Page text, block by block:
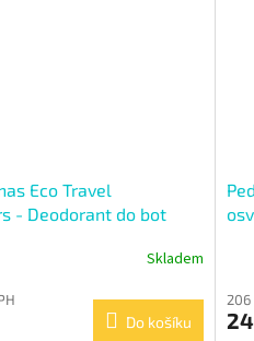
Eco Travel
- Deodorant do bot
Skladem
Do košíku
206